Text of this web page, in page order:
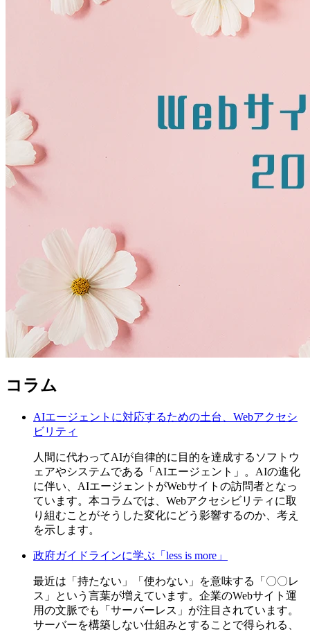
コラム
AIエージェントに対応するための土台、Webアクセシ
ビリティ
人間に代わってAIが自律的に目的を達成するソフトウ
ェアやシステムである「AIエージェント」。AIの進化
に伴い、AIエージェントがWebサイトの訪問者となっ
ています。本コラムでは、Webアクセシビリティに取
り組むことがそうした変化にどう影響するのか、考え
を示します。
政府ガイドラインに学ぶ「less is more」
最近は「持たない」「使わない」を意味する「〇〇レ
ス」という言葉が増えています。企業のWebサイト運
用の文脈でも「サーバーレス」が注目されています。
サーバーを構築しない仕組みとすることで得られる、